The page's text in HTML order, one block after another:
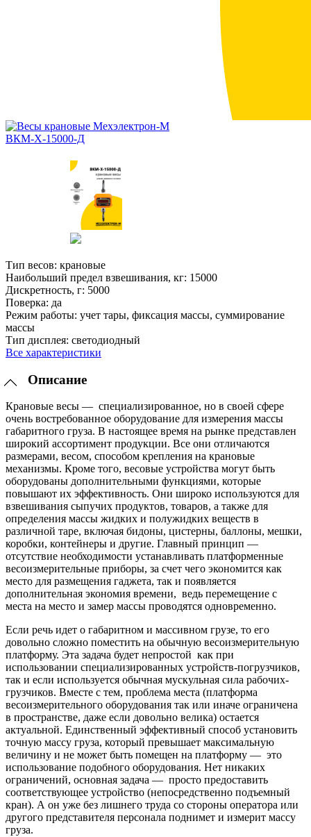
Тип весов: крановые
Наибольший предел взвешивания, кг: 15000
Дискретность, г: 5000
Поверка: да
Режим работы: учет тары, фиксация массы, суммирование
массы
Тип дисплея: светодиодный
Все характеристики
Описание
Крановые весы — специализированное, но в своей сфере
очень востребованное оборудование для измерения массы
габаритного груза. В настоящее время на рынке представлен
широкий ассортимент продукции. Все они отличаются
размерами, весом, способом крепления на крановые
механизмы. Кроме того, весовые устройства могут быть
оборудованы дополнительными функциями, которые
повышают их эффективность. Они широко используются для
взвешивания сыпучих продуктов, товаров, а также для
определения массы жидких и полужидких веществ в
различной таре, включая бидоны, цистерны, баллоны, мешки,
коробки, контейнеры и другие. Главный принцип —
отсутствие необходимости устанавливать платформенные
весоизмерительные приборы, за счет чего экономится как
место для размещения гаджета, так и появляется
дополнительная экономия времени, ведь перемещение с
места на место и замер массы проводятся одновременно.
Если речь идет о габаритном и массивном грузе, то его
довольно сложно поместить на обычную весоизмерительную
платформу. Эта задача будет непростой как при
использовании специализированных устройств-погрузчиков,
так и если используется обычная мускульная сила рабочих-
грузчиков. Вместе с тем, проблема места (платформа
весоизмерительного оборудования так или иначе ограничена
в пространстве, даже если довольно велика) остается
актуальной. Единственный эффективный способ установить
точную массу груза, который превышает максимальную
величину и не может быть помещен на платформу — это
использование подобного оборудования. Нет никаких
ограничений, основная задача — просто предоставить
соответствующее устройство (непосредственно подъемный
кран). А он уже без лишнего труда со стороны оператора или
другого представителя персонала поднимет и измерит массу
груза.